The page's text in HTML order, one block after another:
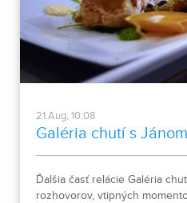
21.Aug, 10:08
Galéria chutí s
Ďalšia časť relácie Galéria
rozhovorov, vtipných